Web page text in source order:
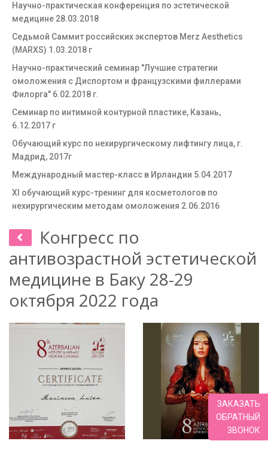
Научно-практическая конференция по эстетической
медицине 28.03.2018
Седьмой Саммит российских экспертов Merz Aesthetics
(MARXS) 1.03.2018 г
Научно-практический семинар "Лучшие стратегии
омоложения с Диспортом и французскими филлерами
Филорга" 6.02.2018 г.
Семинар по интимной контурной пластике, Казань,
6.12.2017 г
Обучающий курс по нехирургическому лифтингу лица, г.
Мадрид, 2017г
Международный мастер-класс в Ирландии 5.04.2017
XI обучающий курс-тренинг для косметологов по
нехирургическим методам омоложения 2.06.2016
Конгресс по
антивозрастной эстетической
медицине в Баку 28-29
октября 2022 года
ЗАКАЗАТЬ
ОБРАТНЫЙ
ЗВОНОК